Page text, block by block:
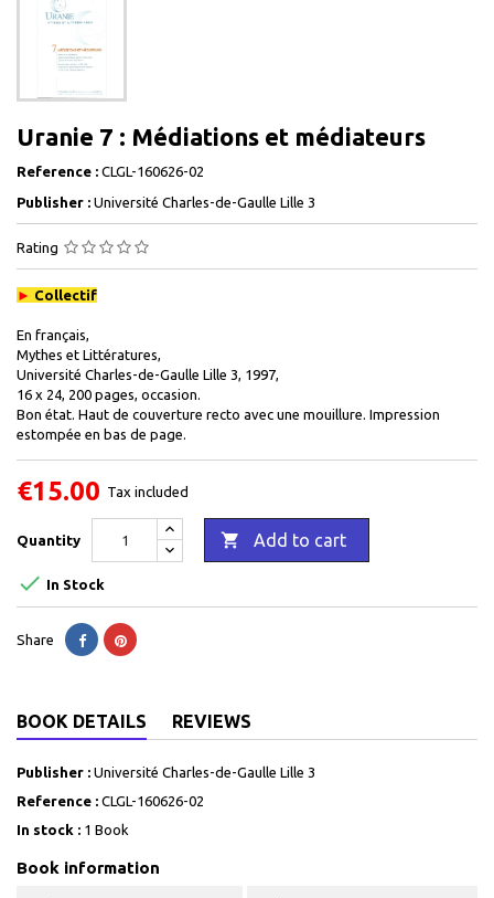
Uranie 7 : Médiations et médiateurs
Reference : CLGL-160626-02
Publisher : Université Charles-de-Gaulle Lille 3
Rating
► Collectif
En français,
Mythes et Littératures,
Université Charles-de-Gaulle Lille 3, 1997,
16 x 24, 200 pages, occasion.
Bon état. Haut de couverture recto avec une mouillure. Impression
estompée en bas de page.
€15.00 Tax included
Quantity  Add to cart
 In Stock
Share
BOOK DETAILS REVIEWS
Publisher : Université Charles-de-Gaulle Lille 3
Reference : CLGL-160626-02
In stock : 1 Book
Book information